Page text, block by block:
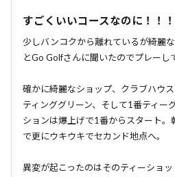
すごくいいコースなのに！！！
少しバンコクから離れているが綺麗
とGo Golfさんに聞いたのでプレーし
確かに綺麗なショップ、クラブハウ
ティンググリーン、そして1番ティー
ションは爆上げで1番からスタート。
で更にウキウキでセカンド地点へ。
異変が起こったのはそのティーショ